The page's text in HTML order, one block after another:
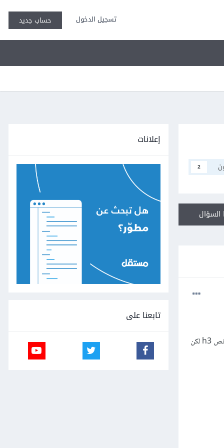
تسجيل الدخول حساب جديد
2
قمت بعمل تأثير تظليل وتدرج على صورة الـ header ويوجد بداخل الـ Div الذي طبقت عليه هذا التأثير Div آخر يحمل نص h3 لكن
إعلانات
تابعنا على